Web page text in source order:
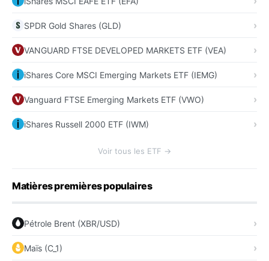
SPDR Gold Shares (GLD)
VANGUARD FTSE DEVELOPED MARKETS ETF (VEA)
iShares Core MSCI Emerging Markets ETF (IEMG)
Vanguard FTSE Emerging Markets ETF (VWO)
iShares Russell 2000 ETF (IWM)
Voir tous les ETF →
Matières premières populaires
Pétrole Brent (XBR/USD)
Maïs (C_1)